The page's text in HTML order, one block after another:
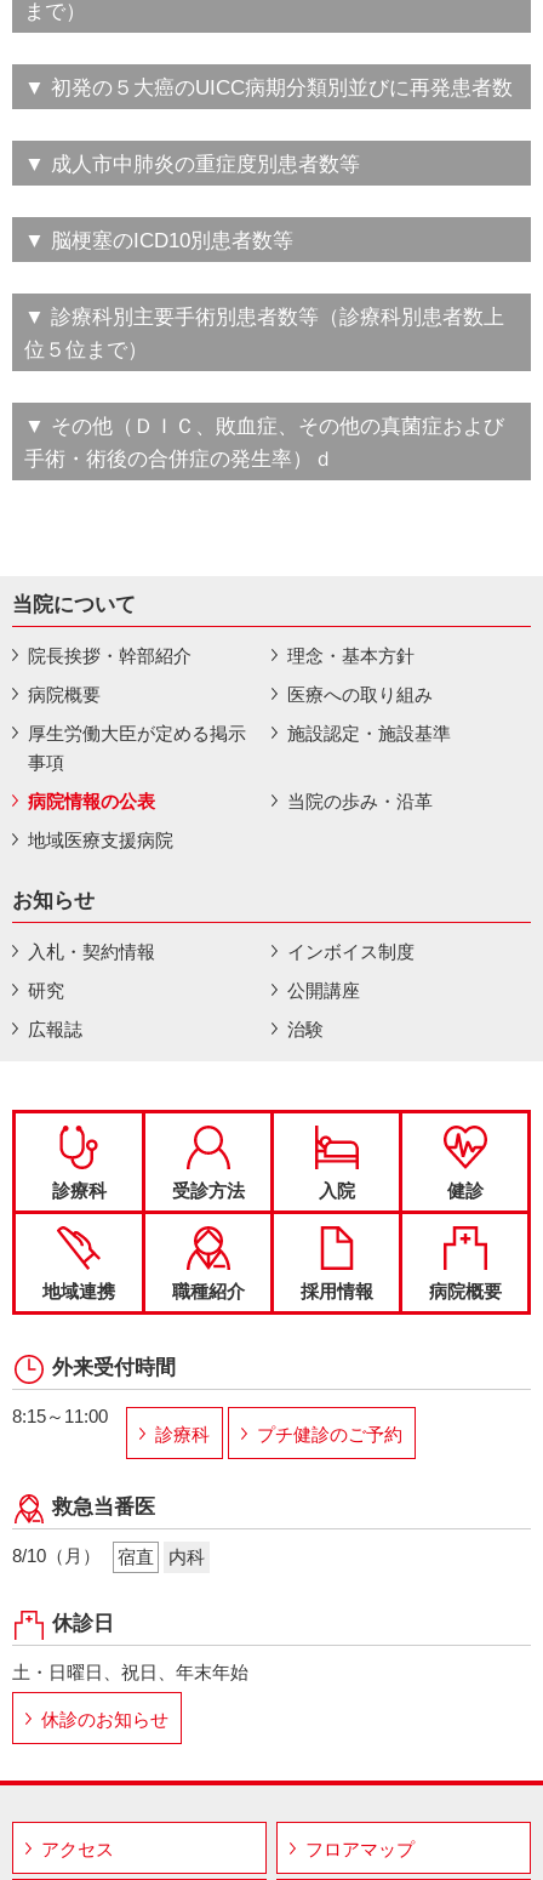
まで）
▼ 初発の５大癌のUICC病期分類別並びに再発患者数
▼ 成人市中肺炎の重症度別患者数等
▼ 脳梗塞のICD10別患者数等
▼ 診療科別主要手術別患者数等（診療科別患者数上
位５位まで）
▼ その他（ＤＩＣ、敗血症、その他の真菌症および
手術・術後の合併症の発生率）ｄ
当院について
院長挨拶・幹部紹介
理念・基本方針
病院概要
医療への取り組み
厚生労働大臣が定める掲示
事項
施設認定・施設基準
病院情報の公表
当院の歩み・沿革
地域医療支援病院
お知らせ
入札・契約情報
インボイス制度
研究
公開講座
広報誌
治験
診療科 受診方法 入院 健診
地域連携 職種紹介 採用情報 病院概要
外来受付時間
8:15～11:00
診療科
プチ健診のご予約
救急当番医
8/10（月） 宿直 内科
休診日
土・日曜日、祝日、年末年始
休診のお知らせ
アクセス フロアマップ